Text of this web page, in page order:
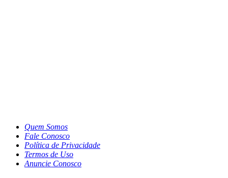
Quem Somos
Fale Conosco
Política de Privacidade
Termos de Uso
Anuncie Conosco